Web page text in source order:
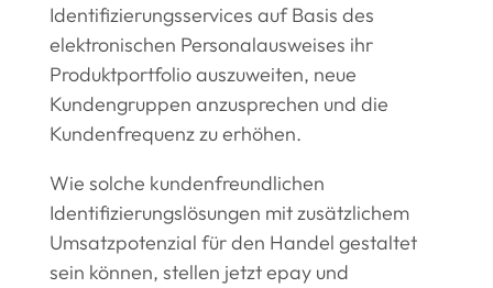
Identifizierungsservices auf Basis des
elektronischen Personalausweises ihr
Produktportfolio auszuweiten, neue
Kundengruppen anzusprechen und die
Kundenfrequenz zu erhöhen.
Wie solche kundenfreundlichen
Identifizierungslösungen mit zusätzlichem
Umsatzpotenzial für den Handel gestaltet
sein können, stellen jetzt epay und